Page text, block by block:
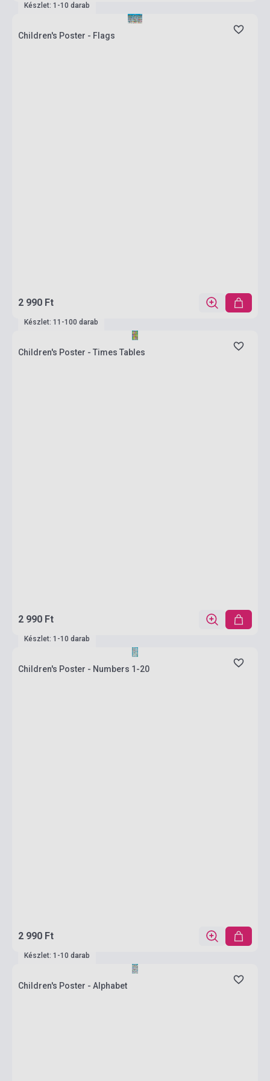
Készlet: 1-10 darab
Children's Poster - Flags
2 990 Ft
Készlet: 11-100 darab
Children's Poster - Times Tables
2 990 Ft
Készlet: 1-10 darab
Children's Poster - Numbers 1-20
2 990 Ft
Készlet: 1-10 darab
Children's Poster - Alphabet